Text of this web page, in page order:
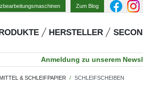
Zum Blog
HERSTELLER
Anmeldung zu unserem
& SCHLEIFPAPIER SCHLEIFSCHEIBEN